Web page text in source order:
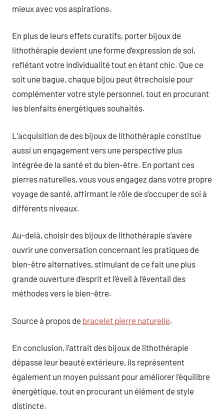
mieux avec vos aspirations.
En plus de leurs effets curatifs, porter bijoux de
lithothérapie devient une forme d’expression de soi,
reflétant votre individualité tout en étant chic. Que ce
soit une bague, chaque bijou peut êtrechoisie pour
complémenter votre style personnel, tout en procurant
les bienfaits énergétiques souhaités.
L’acquisition de des bijoux de lithothérapie constitue
aussi un engagement vers une perspective plus
intégrée de la santé et du bien-être. En portant ces
pierres naturelles, vous vous engagez dans votre propre
voyage de santé, affirmant le rôle de s’occuper de soi à
différents niveaux.
Au-delà, choisir des bijoux de lithothérapie s’avère
ouvrir une conversation concernant les pratiques de
bien-être alternatives, stimulant de ce fait une plus
grande ouverture d’esprit et l’éveil à l’éventail des
méthodes vers le bien-être.
Source à propos de bracelet pierre naturelle.
En conclusion, l’attrait des bijoux de lithothérapie
dépasse leur beauté extérieure, ils représentent
également un moyen puissant pour améliorer l’équilibre
énergétique, tout en procurant un élément de style
distincte.